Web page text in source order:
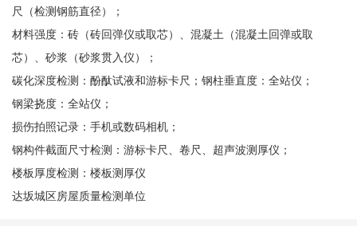
尺（检测钢筋直径）；
材料强度：砖（砖回弹仪或取芯）、混凝土（混凝土回弹或取
芯）、砂浆（砂浆贯入仪）；
碳化深度检测：酚酞试液和游标卡尺；钢柱垂直度：全站仪；
钢梁挠度：全站仪；
损伤拍照记录：手机或数码相机；
钢构件截面尺寸检测：游标卡尺、卷尺、超声波测厚仪；
楼板厚度检测：楼板测厚仪
达坂城区房屋质量检测单位